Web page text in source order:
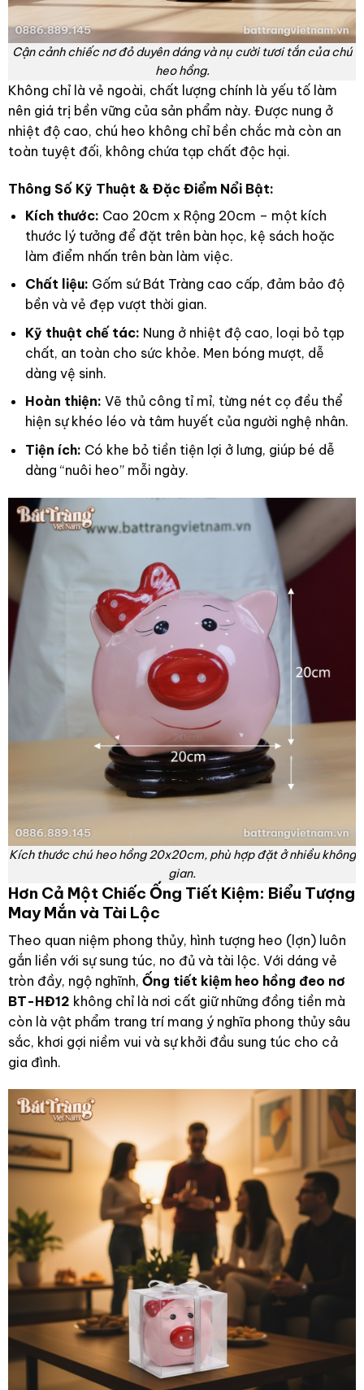
Cận cảnh chiếc nơ đỏ duyên dáng và nụ cười tươi tắn của chú
heo hồng.
Không chỉ là vẻ ngoài, chất lượng chính là yếu tố làm
nên giá trị bền vững của sản phẩm này. Được nung ở
nhiệt độ cao, chú heo không chỉ bền chắc mà còn an
toàn tuyệt đối, không chứa tạp chất độc hại.
Thông Số Kỹ Thuật & Đặc Điểm Nổi Bật:
Kích thước: Cao 20cm x Rộng 20cm – một kích
thước lý tưởng để đặt trên bàn học, kệ sách hoặc
làm điểm nhấn trên bàn làm việc.
Chất liệu: Gốm sứ Bát Tràng cao cấp, đảm bảo độ
bền và vẻ đẹp vượt thời gian.
Kỹ thuật chế tác: Nung ở nhiệt độ cao, loại bỏ tạp
chất, an toàn cho sức khỏe. Men bóng mượt, dễ
dàng vệ sinh.
Hoàn thiện: Vẽ thủ công tỉ mỉ, từng nét cọ đều thể
hiện sự khéo léo và tâm huyết của người nghệ nhân.
Tiện ích: Có khe bỏ tiền tiện lợi ở lưng, giúp bé dễ
dàng “nuôi heo” mỗi ngày.
Kích thước chú heo hồng 20x20cm, phù hợp đặt ở nhiều không
gian.
Hơn Cả Một Chiếc Ống Tiết Kiệm: Biểu Tượng
May Mắn và Tài Lộc
Theo quan niệm phong thủy, hình tượng heo (lợn) luôn
gắn liền với sự sung túc, no đủ và tài lộc. Với dáng vẻ
tròn đầy, ngộ nghĩnh, Ống tiết kiệm heo hồng đeo nơ
BT-HĐ12 không chỉ là nơi cất giữ những đồng tiền mà
còn là vật phẩm trang trí mang ý nghĩa phong thủy sâu
sắc, khơi gợi niềm vui và sự khởi đầu sung túc cho cả
gia đình.